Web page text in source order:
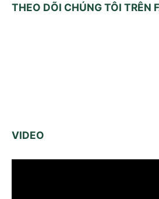
THEO DÕI CHÚNG TÔI TRÊN
VIDEO